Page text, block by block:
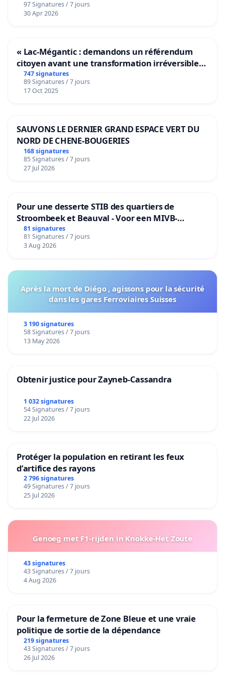
97 Signatures / 7 jours
30 Apr 2026
« Lac-Mégantic : demandons un référendum
citoyen avant une transformation irréversible
de notre territoire »
747 signatures
89 Signatures / 7 jours
17 Oct 2025
SAUVONS LE DERNIER GRAND ESPACE VERT DU
NORD DE CHENE-BOUGERIES
168 signatures
85 Signatures / 7 jours
27 Jul 2026
Pour une desserte STIB des quartiers de
Stroombeek et Beauval - Voor een MIVB-
bediening van de wijken Strombeek en Het
Voor
81 signatures
81 Signatures / 7 jours
3 Aug 2026
Après la mort de Diégo , agissons pour la sécurité
dans les gares Ferroviaires Suisses
3 190 signatures
58 Signatures / 7 jours
13 May 2026
Obtenir justice pour Zayneb-Cassandra
1 032 signatures
54 Signatures / 7 jours
22 Jul 2026
Protéger la population en retirant les feux
d’artifice des rayons
2 796 signatures
49 Signatures / 7 jours
25 Jul 2026
Genoeg met F1-rijden in Knokke-Het Zoute
43 signatures
43 Signatures / 7 jours
4 Aug 2026
Pour la fermeture de Zone Bleue et une vraie
politique de sortie de la dépendance
219 signatures
43 Signatures / 7 jours
26 Jul 2026